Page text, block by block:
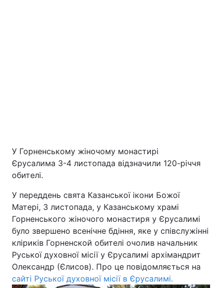
Київ Львів
Одеса
Спорт Наука
Техно і зв'язок Лайт
У Горненському жіночому монастирі
Єрусалима 3-4 листопада відзначили 120-річчя
обителі.
У переддень свята Казанської ікони Божої
Матері, 3 листопада, у Казанському храмі
Горненського жіночого монастиря у Єрусалимі
було звершено всенічне бдіння, яке у співслужінні
кліриків Горненской обителі очолив начальник
Руської духовної місії у Єрусалимі архімандрит
Олександр (Єлисов). Про це повідомляється на
сайті Руської духовної місії в Єрусалимі.